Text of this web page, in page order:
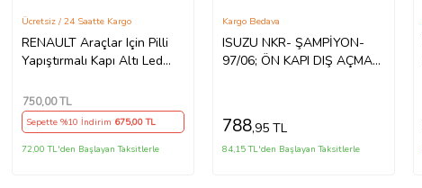
RENAULT Araçlar Için Pilli
Yapıştırmalı Kapı Altı Led
Ücretsiz / 24 Saatte Kargo
750,00 TL
Sepette %10 İndirim 675,00 TL
72,00 TL'den Başlayan Taksitlerle
ISUZU NKR- ŞAMPİYON-
97/06; ÖN KAPI DIŞ AÇMA
TEKER) (TYG) 8-978521
Kargo Bedava
788,95 TL
84,15 TL'den Başlayan Taksitlerle